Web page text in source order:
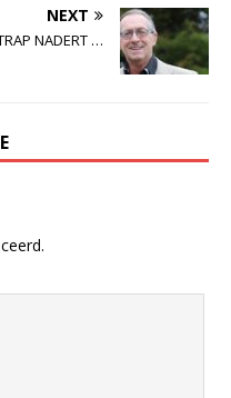
NEXT
NADERT …